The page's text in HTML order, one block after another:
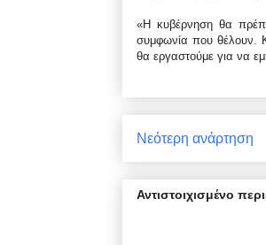
«Η κυβέρνηση θα
συμφωνία που θέλουν.
θα εργαστούμε για να
Νεότερη ανάρτηση
Αντιστοιχισμένο